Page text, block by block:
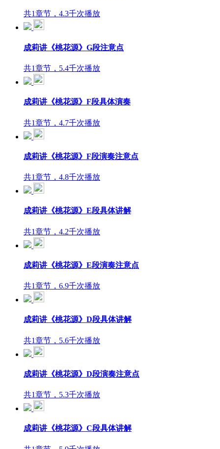
共1章节，4.3千次播放
成莉讲《桃花源》G段注意点
共1章节，5.4千次播放
成莉讲《桃花源》F段具体演奏
共1章节，4.7千次播放
成莉讲《桃花源》F段演奏注意点
共1章节，4.8千次播放
成莉讲《桃花源》E段具体讲解
共1章节，4.2千次播放
成莉讲《桃花源》E段演奏注意点
共1章节，6.9千次播放
成莉讲《桃花源》D段具体讲解
共1章节，5.6千次播放
成莉讲《桃花源》D段演奏注意点
共1章节，5.3千次播放
成莉讲《桃花源》C段具体讲解